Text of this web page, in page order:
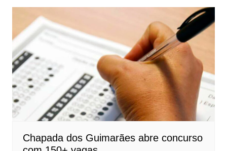
Chapada dos Guimarães abre concurso